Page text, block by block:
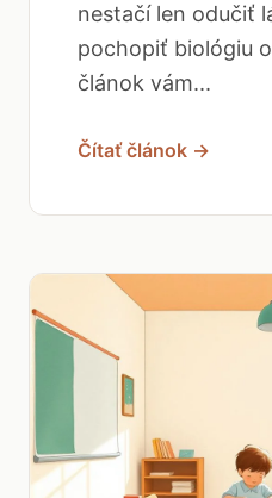
nestačí len odučiť
pochopiť biológiu
článok vám...
Čítať článok →